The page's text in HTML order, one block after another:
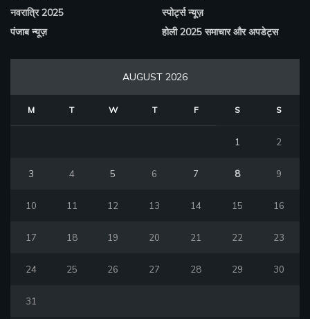
नवरात्रि 2025
पंजाब न्यूज़
स्पोर्ट्स न्यूज़
होली 2025 समाचार और अपडेट्स
AUGUST 2026
M T W T F S S
1 2
3 4 5 6 7 8 9
10 11 12 13 14 15 16
17 18 19 20 21 22 23
24 25 26 27 28 29 30
31